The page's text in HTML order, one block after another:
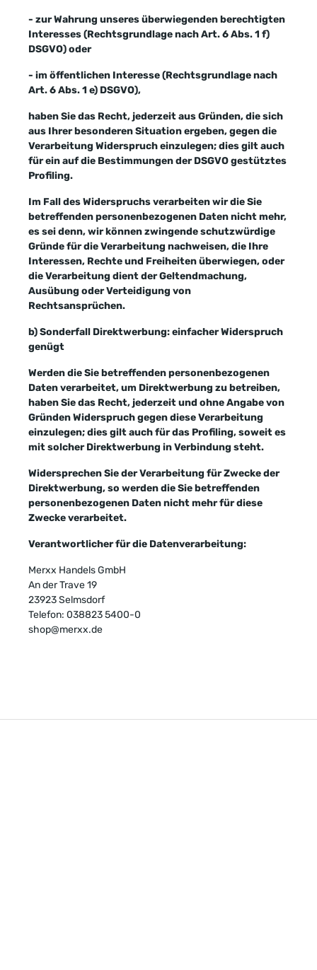
- zur Wahrung unseres überwiegenden berechtigten
Interesses (Rechtsgrundlage nach Art. 6 Abs. 1 f)
DSGVO) oder
- im öffentlichen Interesse (Rechtsgrundlage nach
Art. 6 Abs. 1 e) DSGVO),
haben Sie das Recht, jederzeit aus Gründen, die sich
aus Ihrer besonderen Situation ergeben, gegen die
Verarbeitung Widerspruch einzulegen; dies gilt auch
für ein auf die Bestimmungen der DSGVO gestütztes
Profiling.
Im Fall des Widerspruchs verarbeiten wir die Sie
betreffenden personenbezogenen Daten nicht mehr,
es sei denn, wir können zwingende schutzwürdige
Gründe für die Verarbeitung nachweisen, die Ihre
Interessen, Rechte und Freiheiten überwiegen, oder
die Verarbeitung dient der Geltendmachung,
Ausübung oder Verteidigung von
Rechtsansprüchen.
b) Sonderfall Direktwerbung: einfacher Widerspruch
genügt
Werden die Sie betreffenden personenbezogenen
Daten verarbeitet, um Direktwerbung zu betreiben,
haben Sie das Recht, jederzeit und ohne Angabe von
Gründen Widerspruch gegen diese Verarbeitung
einzulegen; dies gilt auch für das Profiling, soweit es
mit solcher Direktwerbung in Verbindung steht.
Widersprechen Sie der Verarbeitung für Zwecke der
Direktwerbung, so werden die Sie betreffenden
personenbezogenen Daten nicht mehr für diese
Zwecke verarbeitet.
Verantwortlicher für die Datenverarbeitung:
Merxx Handels GmbH
An der Trave 19
23923 Selmsdorf
Telefon: 038823 5400-0
shop@merxx.de